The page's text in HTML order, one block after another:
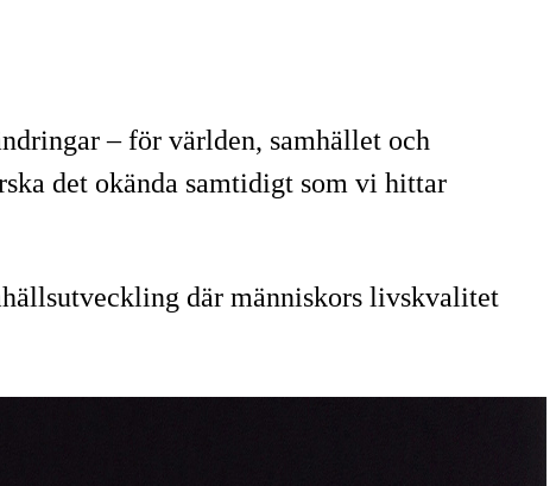
– för världen, samhället och
det okända samtidigt som vi hittar
där människors livskvalitet